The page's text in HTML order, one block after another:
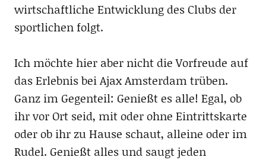
wirtschaftliche Entwicklung des Clubs der
sportlichen folgt.
Ich möchte hier aber nicht die Vorfreude auf
das Erlebnis bei Ajax Amsterdam trüben.
Ganz im Gegenteil: Genießt es alle! Egal, ob
ihr vor Ort seid, mit oder ohne Eintrittskarte
oder ob ihr zu Hause schaut, alleine oder im
Rudel. Genießt alles und saugt jeden